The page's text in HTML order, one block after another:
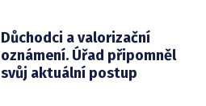
Důchodci a valorizační
oznámení. Úřad připomněl
svůj aktuální postup